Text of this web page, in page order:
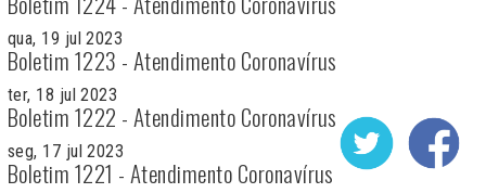
qua, 19 jul 2023
Boletim 1223 - Atendimento Coronavírus
ter, 18 jul 2023
Boletim 1222 - Atendimento Coronavírus
seg, 17 jul 2023
Boletim 1221 - Atendimento Coronavírus